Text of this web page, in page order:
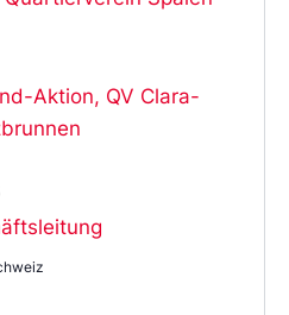
Aktion, QV Clara-